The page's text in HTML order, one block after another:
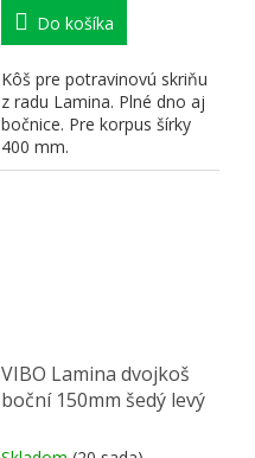
Do košíka
Kôš pre potravinovú skriňu
z radu Lamina. Plné dno aj
bočnice. Pre korpus šírky
400 mm.
VIBO Lamina dvojkoš
boční 150mm šedý levý